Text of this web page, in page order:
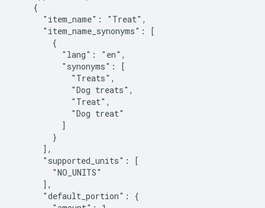
    {
      "item_name": "Treat",
      "item_name_synonyms": [
        {
          "lang": "en",
          "synonyms": [
            "Treats",
            "Dog treats",
            "Treat",
            "Dog treat"
          ]
        }
      ],
      "supported_units": [
        "NO_UNITS"
      ],
      "default_portion": {